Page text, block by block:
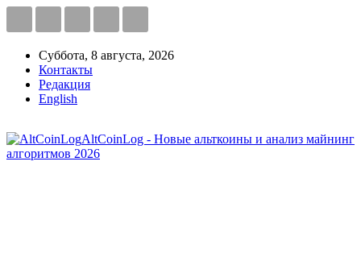
Суббота, 8 августа, 2026
Контакты
Редакция
English
AltCoinLog - Новые альткоины и анализ майнинг
алгоритмов 2026